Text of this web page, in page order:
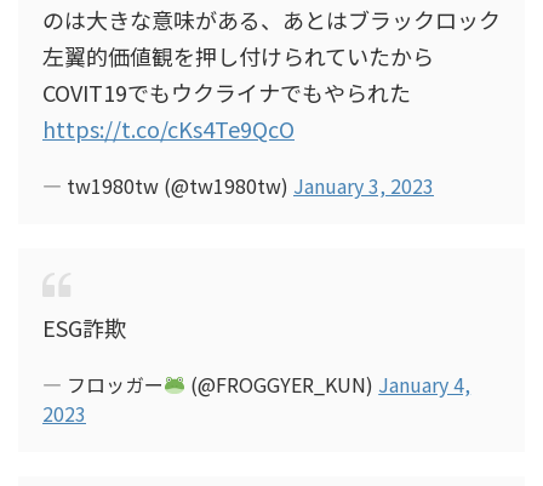
のは大きな意味がある、あとはブラックロック
左翼的価値観を押し付けられていたから
COVIT19でもウクライナでもやられた
https://t.co/cKs4Te9QcO
— tw1980tw (@tw1980tw) January 3, 2023
ESG詐欺
— フロッガー (@FROGGYER_KUN) January 4,
2023